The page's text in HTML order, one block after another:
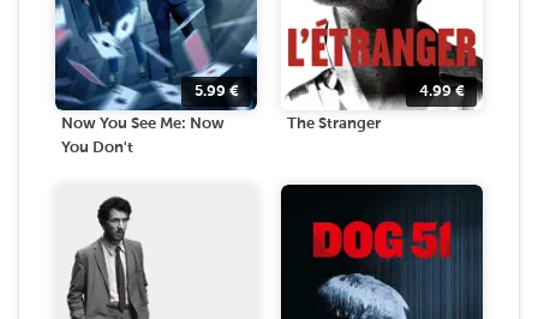
5.99€
Now You See Me: Now
You Don't
4.99€
The Stranger